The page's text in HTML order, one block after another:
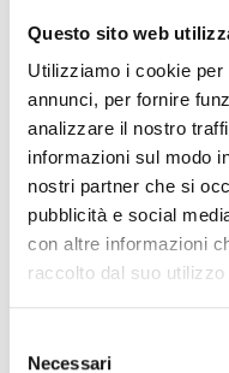
Questo sito web
Utilizziamo i cookie
annunci, per fornire
analizzare il nostro
informazioni sul modo
nostri partner che si
pubblicità e social
con altre informazioni
raccolto dal suo
delNecessari